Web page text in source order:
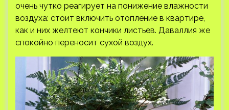
очень чутко реагирует на понижение влажности
воздуха: стоит включить отопление в квартире,
как и них желтеют кончики листьев. Даваллия же
спокойно переносит сухой воздух.